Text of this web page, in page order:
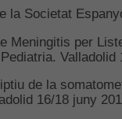
la Societat
Meningitis per
Valladolid
de la
16/18 juny